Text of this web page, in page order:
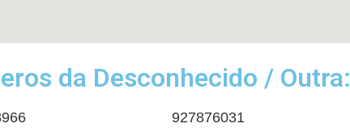
da Desconhecido / Outra:
927876031